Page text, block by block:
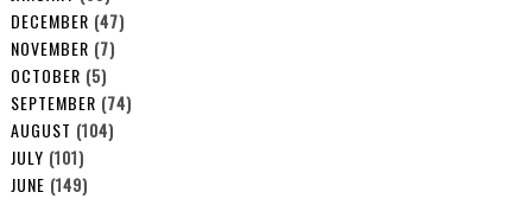
DECEMBER (47)
NOVEMBER (7)
OCTOBER (5)
SEPTEMBER (74)
AUGUST (104)
JULY (101)
JUNE (149)